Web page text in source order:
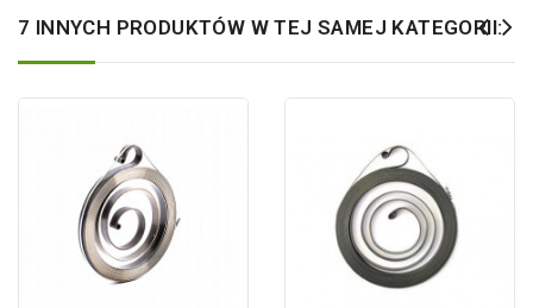
7 INNYCH PRODUKTÓW W TEJ SAMEJ KATEGORII: